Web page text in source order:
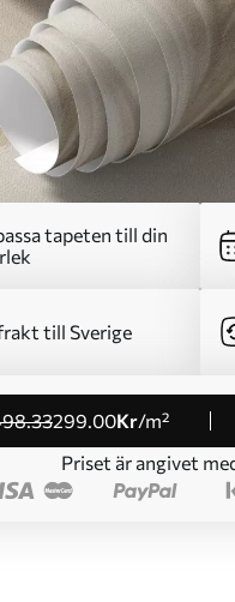
tapeten till din
till Sverige
.33299.00Kr/m²
Priset är angivet